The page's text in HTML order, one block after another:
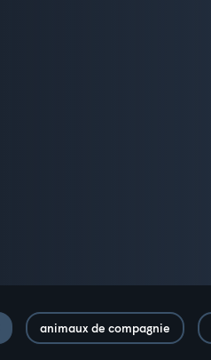
animaux de compagnie